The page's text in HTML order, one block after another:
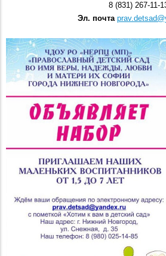
8 (831) 267-11-
Эл. почта